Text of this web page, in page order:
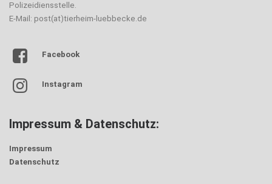
Polizeidiensstelle.
E-Mail: post(at)tierheim-luebbecke.de
Facebook
Instagram
Impressum & Datenschutz:
Impressum
Datenschutz